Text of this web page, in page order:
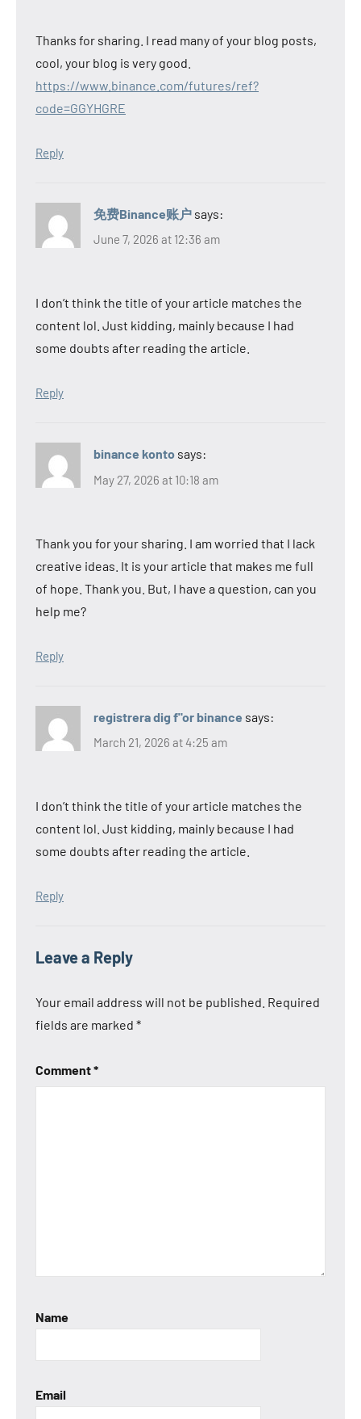
Thanks for sharing. I read many of your blog posts,
cool, your blog is very good.
https://www.binance.com/futures/ref?
code=GGYHGRE
Reply
免费Binance账户 says:
June 7, 2026 at 12:36 am
I don’t think the title of your article matches the
content lol. Just kidding, mainly because I had
some doubts after reading the article.
Reply
binance konto says:
May 27, 2026 at 10:18 am
Thank you for your sharing. I am worried that I lack
creative ideas. It is your article that makes me full
of hope. Thank you. But, I have a question, can you
help me?
Reply
registrera dig f"or binance says:
March 21, 2026 at 4:25 am
I don’t think the title of your article matches the
content lol. Just kidding, mainly because I had
some doubts after reading the article.
Reply
Leave a Reply
Your email address will not be published. Required
fields are marked *
Comment*
Name
Email